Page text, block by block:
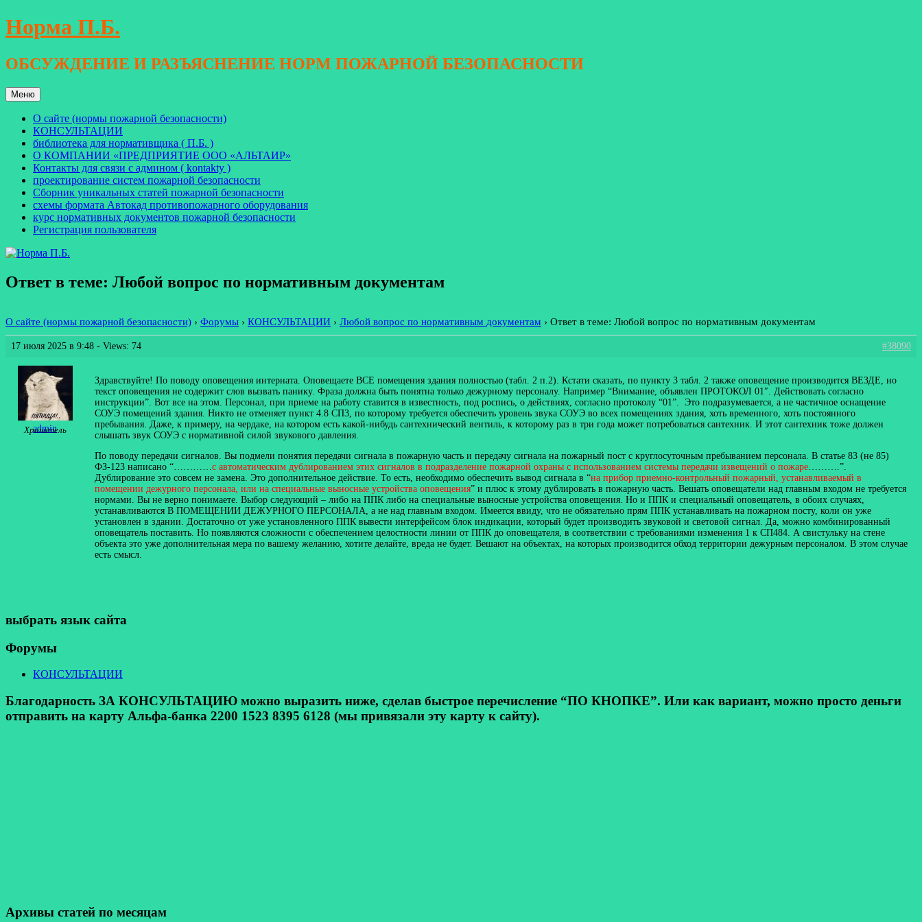
Перейти
к
Норма П.Б.
ОБСУЖДЕНИЕ И РАЗЪЯСНЕНИЕ НОРМ ПОЖАРНОЙ БЕЗОПАСНОСТИ
Меню
О сайте (нормы пожарной безопасности)
КОНСУЛЬТАЦИИ
библиотека для нормативщика ( П.Б. )
О КОМПАНИИ «ПРЕДПРИЯТИЕ ООО «АЛЬТАИР»
Контакты для связи с админом ( kontakty )
проектирование систем пожарной безопасности
Сборник уникальных статей пожарной безопасности
схемы формата Автокад противопожарного оборудования
курс нормативных документов пожарной безопасности
Регистрация пользователя
Ответ в теме: Любой вопрос по нормативным документам
О сайте (нормы пожарной безопасности) › Форумы › КОНСУЛЬТАЦИИ › Любой вопрос по нормативным документам › Ответ в теме: Любой вопрос по нормативным документам
17 июля 2025 в 9:48 - Views: 74 #38090
admin
Хранитель
Здравствуйте! По поводу оповещения интерната. Оповещаете ВСЕ помещения здания полностью (табл. 2 п.2). Кстати сказать, по пункту 3 табл. 2 также оповещение производится ВЕЗДЕ, но
текст оповещения не содержит слов вызвать панику. Фраза должна быть понятна только дежурному персоналу. Например “Внимание, объявлен ПРОТОКОЛ 01″. Действовать согласно
инструкции”. Вот все на этом. Персонал, при приеме на работу ставится в известность, под роспись, о действиях, согласно протоколу “01”. Это подразумевается, а не частичное оснащение
СОУЭ помещений здания. Никто не отменяет пункт 4.8 СП3, по которому требуется обеспечить уровень звука СОУЭ во всех помещениях здания, хоть временного, хоть постоянного
пребывания. Даже, к примеру, на чердаке, на котором есть какой-нибудь сантехнический вентиль, к которому раз в три года может потребоваться сантехник. И этот сантехник тоже должен
слышать звук СОУЭ с нормативной силой звукового давления.
По поводу передачи сигналов. Вы подмели понятия передачи сигнала в пожарную часть и передачу сигнала на пожарный пост с круглосуточным пребыванием персонала. В статье 83 (не 85)
ФЗ-123 написано “………… с автоматическим дублированием этих сигналов в подразделение пожарной охраны с использованием системы передачи извещений о пожаре ……….”.
Дублирование это совсем не замена. Это дополнительное действие. То есть, необходимо обеспечить вывод сигнала в “на прибор приемно-контрольный пожарный, устанавливаемый в
помещении дежурного персонала, или на специальные выносные устройства оповещения” и плюс к этому дублировать в пожарную часть. Вешать оповещатели над главным входом не требуется
нормами. Вы не верно понимаете. Выбор следующий – либо на ППК либо на специальные выносные устройства оповещения. Но и ППК и специальный оповещатель, в обоих случаях,
устанавливаются В ПОМЕЩЕНИИ ДЕЖУРНОГО ПЕРСОНАЛА, а не над главным входом. Имеется ввиду, что не обязательно прям ППК устанавливать на пожарном посту, коли он уже
установлен в здании. Достаточно от уже установленного ППК вывести интерфейсом блок индикации, который будет производить звуковой и световой сигнал. Да, можно комбинированный
оповещатель поставить. Но появляются сложности с обеспечением целостности линии от ППК до оповещателя, в соответствии с требованиями изменения 1 к СП484. А свистульку на стене
объекта это уже дополнительная мера по вашему желанию, хотите делайте, вреда не будет. Вешают на объектах, на которых производится обход территории дежурным персоналом. В этом случае
есть смысл.
выбрать язык сайта
Форумы
КОНСУЛЬТАЦИИ
Благодарность ЗА КОНСУЛЬТАЦИЮ можно выразить ниже, сделав быстрое перечисление “ПО КНОПКЕ”. Или как вариант, можно просто деньги
отправить на карту Альфа-банка 2200 1523 8395 6128 (мы привязали эту карту к сайту).
Архивы статей по месяцам